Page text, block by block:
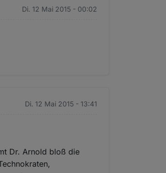
Di. 12 Mai 2015 - 00:02
Di. 12 Mai 2015 - 13:41
Dr. Arnold bloß die